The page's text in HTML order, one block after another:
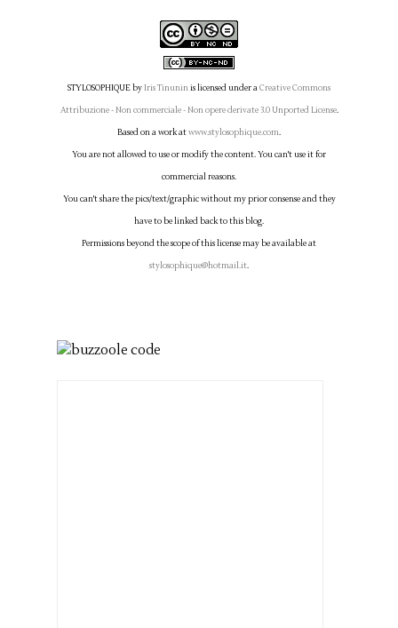
STYLOSOPHIQUE byIris Tinuninis licensed under aCreative Commons
Attribuzione - Non commerciale - Non opere derivate 3.0 Unported License.
Based on a work atwww.stylosophique.com.
You are not allowed to use or modify the content. You can't use it for
commercial reasons.
You can't share the pics/text/graphic without my prior consense and they
have to be linked back to this blog.
Permissions beyond the scope of this license may be available at
stylosophique@hotmail.it.